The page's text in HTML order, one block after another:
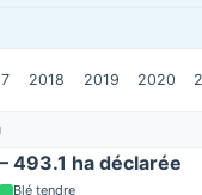
2018 2019 2020
493.1 ha déclarée
Blé tendre